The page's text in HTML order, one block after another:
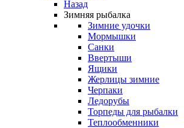
Назад
Зимняя рыбалка
Зимние удочки
Мормышки
Санки
Ввертыши
Ящики
Жерлицы зимние
Черпаки
Ледорубы
Торпеды для рыбалки
Теплообменники